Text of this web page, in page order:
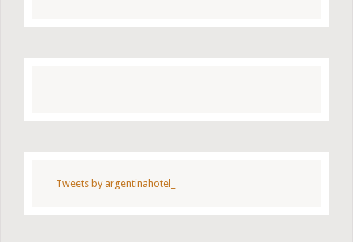
Tweets by argentinahotel_